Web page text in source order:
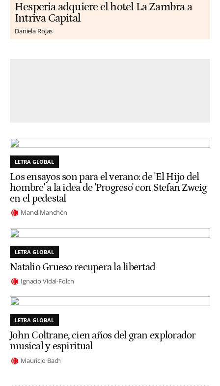
Hesperia adquiere el hotel La Zambra a
Intriva Capital
Daniela Rojas
LETRA GLOBAL
Los ensayos son para el verano: de 'El Hijo del
hombre' a la idea de 'Progreso' con Stefan Zweig
en el pedestal
Manel Manchón
LETRA GLOBAL
Natalio Grueso recupera la libertad
Ignacio Vidal-Folch
LETRA GLOBAL
John Coltrane, cien años del gran explorador
musical y espiritual
Mauricio Bach